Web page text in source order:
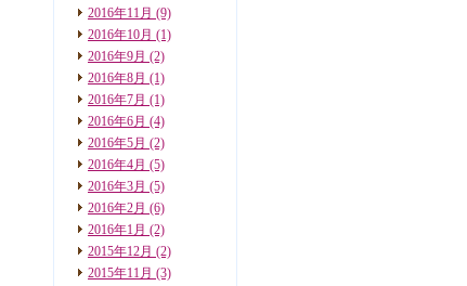
2016年11月 (9)
2016年10月 (1)
2016年9月 (2)
2016年8月 (1)
2016年7月 (1)
2016年6月 (4)
2016年5月 (2)
2016年4月 (5)
2016年3月 (5)
2016年2月 (6)
2016年1月 (2)
2015年12月 (2)
2015年11月 (3)